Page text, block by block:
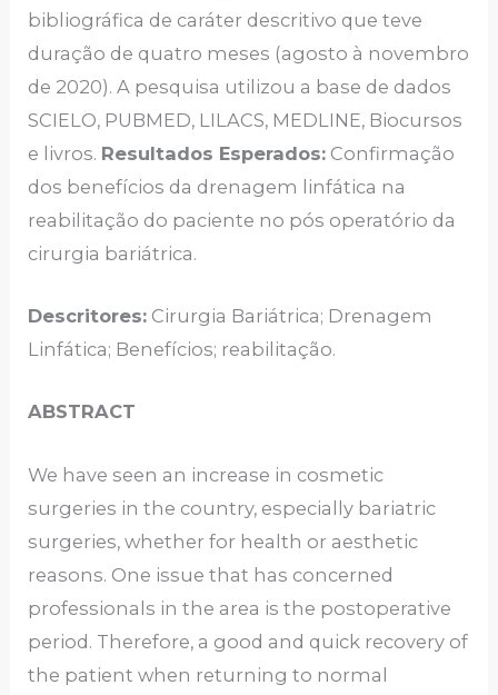
bibliográfica de caráter descritivo que teve
duração de quatro meses (agosto à novembro
de 2020). A pesquisa utilizou a base de dados
SCIELO, PUBMED, LILACS, MEDLINE, Biocursos
e livros. Resultados Esperados: Confirmação
dos benefícios da drenagem linfática na
reabilitação do paciente no pós operatório da
cirurgia bariátrica.
Descritores: Cirurgia Bariátrica; Drenagem
Linfática; Benefícios; reabilitação.
ABSTRACT
We have seen an increase in cosmetic
surgeries in the country, especially bariatric
surgeries, whether for health or aesthetic
reasons. One issue that has concerned
professionals in the area is the postoperative
period. Therefore, a good and quick recovery of
the patient when returning to normal